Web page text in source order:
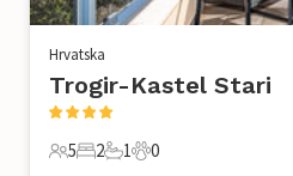
Hrvatska
Trogir-Kastel Stari
5 Gosti
5
2 Spavaće sobe
2
1 Kupaonica
1
0 Kućni ljubimac
0